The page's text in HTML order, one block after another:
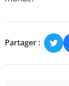
Partager :